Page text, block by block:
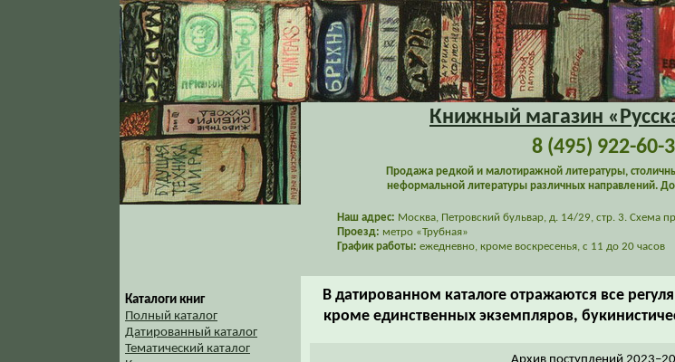
Книжный магазин
8 (495) 922-60-
Продажа редкой и малотиражной литературы,
неформальной литературы различных направлений.
Наш адрес: Москва, Петровский бульвар, д. 14/29, стр. 3. Схема
Проезд: метро «Трубная»
График работы: ежедневно, кроме воскресенья, с 11 до 20 часов
Каталоги книг
Полный каталог
Датированный каталог
Тематический каталог
В датированном каталоге отражаются все
кроме единственных экземпляров,